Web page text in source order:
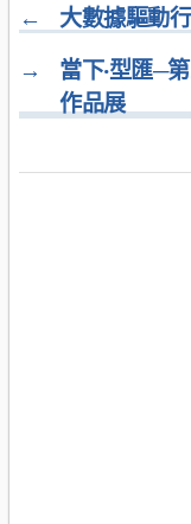
←
大數據驅動
→
當下‧型匯─
作品展